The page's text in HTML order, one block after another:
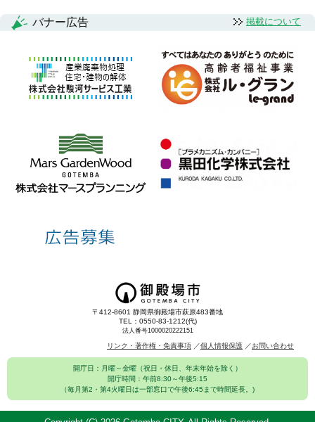
バナー広告 掲載について
〒412-8601 静岡県御殿場市萩原483番地
TEL：0550-83-1212(代)
法人番号1000020222151
リンク・著作権・免責事項 個人情報保護 お問い合わせ
開庁日：月曜～金曜（祝日・休日、年末年始を除く）
開庁時間：午前8:30～午後5:15
（毎月第2・第4火曜日は一部窓口で午後6:45まで時間延長。)